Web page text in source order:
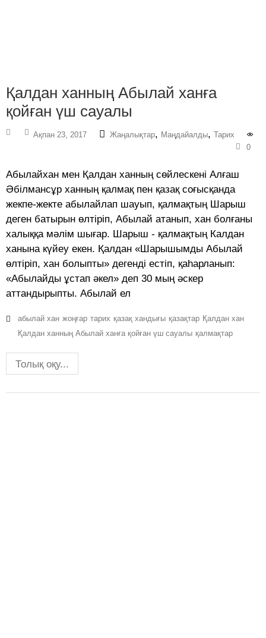
Қалдан ханның Абылай ханға
қойған үш сауалы
Ақпан 23, 2017 Жаңалықтар, Маңдайалды, Тарих
0
Абылайхан мен Қалдан ханның сөйлескені Алғаш
Әбілмансұр ханның қалмақ пен қазақ соғысқанда
жекпе-жекте абылайлап шауып, қалмақтың Шарыш
деген батырын өлтіріп, Абылай атанып, хан болғаны
халыққа мәлім шығар. Шарыш - қалмақтың Калдан
ханына күйеу екен. Қалдан «Шарышымды Абылай
өлтіріп, хан болыпты» дегенді естіп, қаһарланып:
«Абылайды ұстап әкел» деп 30 мың әскер
аттандырыпты. Абылай ел
абылай хан жоңғар тарих қазақ хандығы қазақтар Қалдан хан
Қалдан ханның Абылай ханға қойған үш сауалы қалмақтар
Толық оқу...